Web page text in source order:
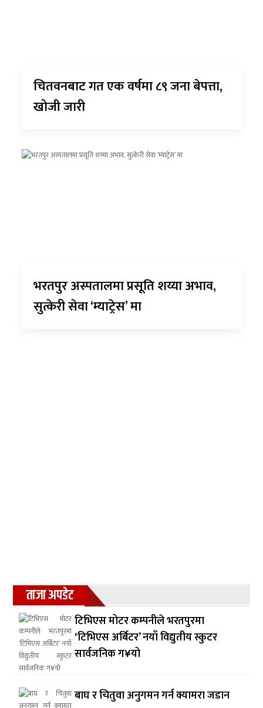
चितवनबाट गत एक वर्षमा ८९ जना बेपत्ता,
खोजी जारी
भरतपुर अस्पतालमा प्रसूति शय्या अभाव,
सुत्केरी सेवा ‘म्याट्रेस’ मा
ताजा अपडेट
टिभिएस मोटर कम्पनीले भरतपुरमा
‘टिभिएस अर्बिटर’ नयाँ विद्युतीय स्कुटर
सार्वजनिक ग¥यो
बाघ र चितुवा अनुगमन गर्न क्यामरा जडान